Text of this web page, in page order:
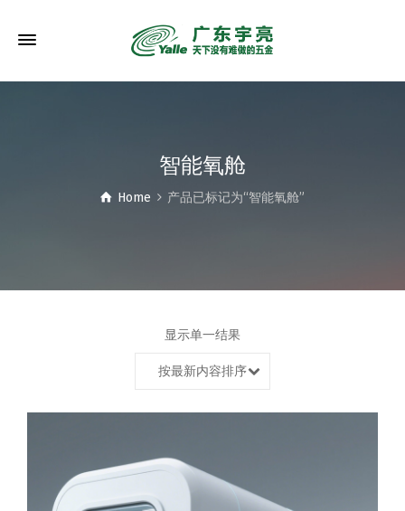
智能氧舱
Home 产品已标记为“智能氧舱”
显示单一结果
按最新内容排序